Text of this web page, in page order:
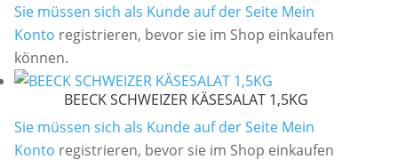
Sie müssen sich als Kunde auf der Seite Mein
Konto registrieren, bevor sie im Shop einkaufen
können.
BEECK SCHWEIZER KÄSESALAT 1,5KG
Sie müssen sich als Kunde auf der Seite Mein
Konto registrieren, bevor sie im Shop einkaufen